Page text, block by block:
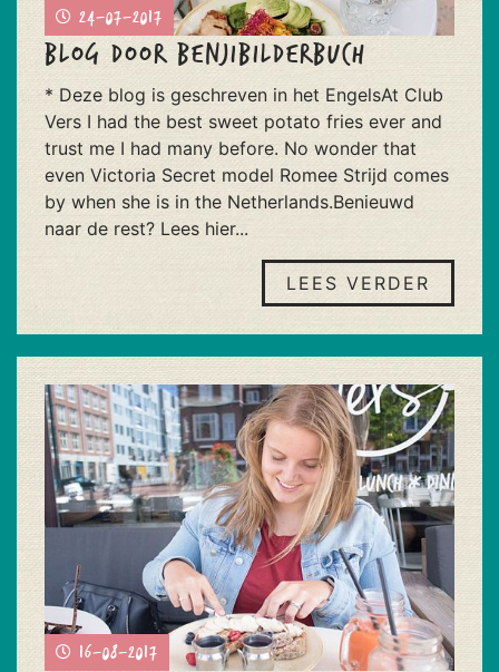
24-07-2017
Blog door Benjibilderbuch
* Deze blog is geschreven in het EngelsAt Club
Vers I had the best sweet potato fries ever and
trust me I had many before. No wonder that
even Victoria Secret model Romee Strijd comes
by when she is in the Netherlands.Benieuwd
naar de rest? Lees hier...
LEES VERDER
16-08-2017